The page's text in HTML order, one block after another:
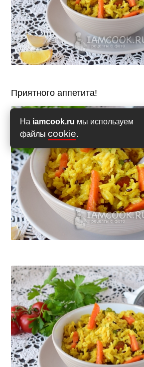
На iamcook.ru мы используем
файлы cookie.
Приятного аппетита!
Фото 10